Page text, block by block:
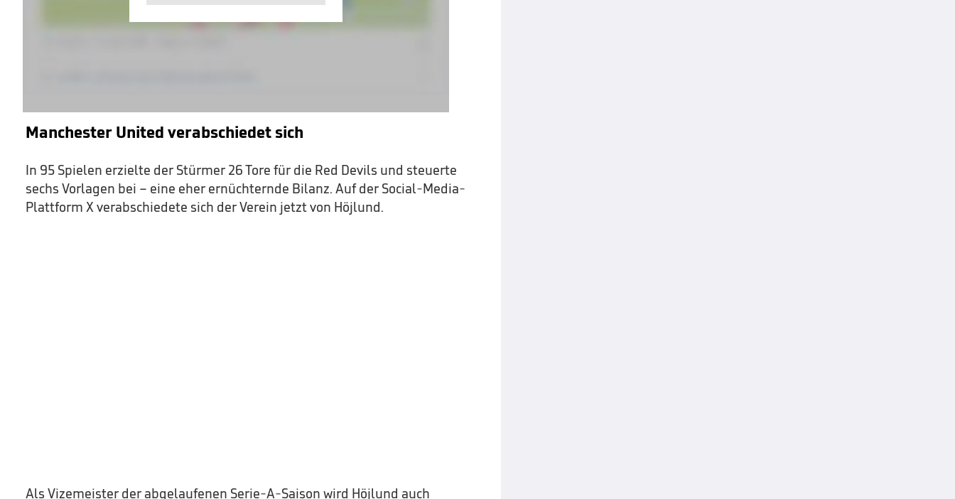
Manchester United verabschiedet sich
In 95 Spielen erzielte der Stürmer 26 Tore für die Red Devils und steuerte
sechs Vorlagen bei – eine eher ernüchternde Bilanz. Auf der Social-Media-
Plattform X verabschiedete sich der Verein jetzt von Höjlund.
Als Vizemeister der abgelaufenen Serie-A-Saison wird Höjlund auch